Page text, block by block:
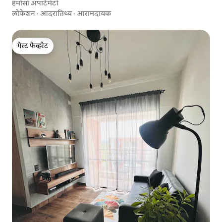
हर्मोसो अपार्टमेंटो
लोकेशन · आदरातिथ्य· आरामदायक
गेस्ट फेव्हरेट
गेस्ट फेव्हरेट